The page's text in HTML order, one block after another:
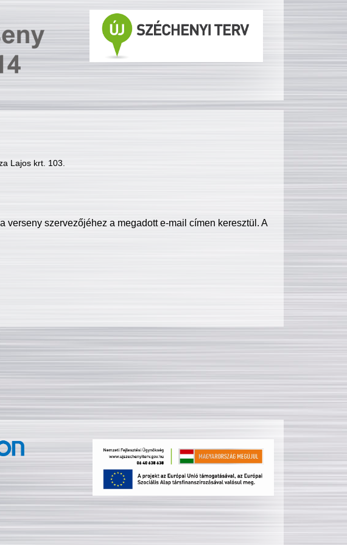
Lajos krt. 103.
szervezőjéhez a megadott e-mail címen keresztül. A